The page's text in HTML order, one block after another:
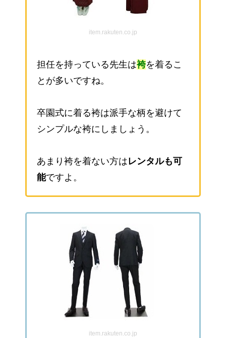
item.rakuten.co.jp
担任を持っている先生は袴を着るこ
とが多いですね。
卒園式に着る袴は派手な柄を避けて
シンプルな袴にしましょう。
あまり袴を着ない方はレンタルも可
能ですよ。
item.rakuten.co.jp